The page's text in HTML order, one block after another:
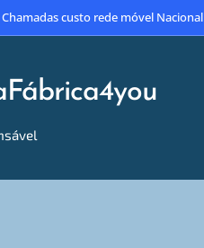
Chamadas custo rede móvel Nacional